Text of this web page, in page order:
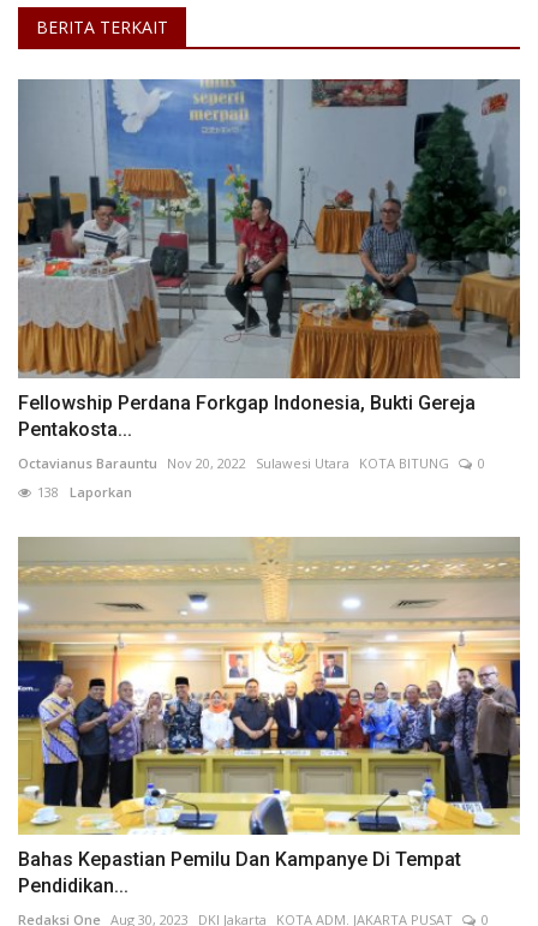
BERITA TERKAIT
Fellowship Perdana Forkgap Indonesia, Bukti Gereja
Pentakosta...
Octavianus Barauntu Nov 20, 2022 Sulawesi Utara KOTA BITUNG
0
138 Laporkan
Bahas Kepastian Pemilu Dan Kampanye Di Tempat
Pendidikan...
Redaksi One Aug 30, 2023 DKI Jakarta KOTA ADM. JAKARTA PUSAT 0